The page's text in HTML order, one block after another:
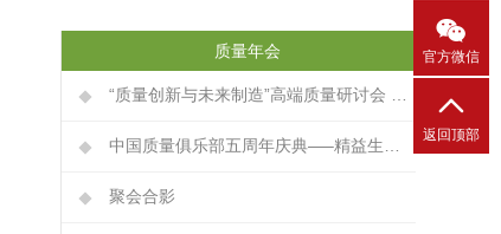
质量年会
聚会合影

官方微信

返回顶部